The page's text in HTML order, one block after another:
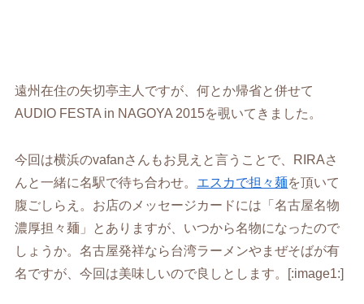
遠州在住の矢切亭主人ですが、何とか帰省と併せて
AUDIO FESTA in NAGOYA 2015を覗いてきました。
今回は横浜のvafanさんもお見えと言うことで、RIRAさ
んと一緒に名駅で待ち合わせ。 エスカで担々麺を頂いて
腹ごしらえ。お店のメッセージカードには「名古屋名物
濃厚担々麺」とありますが、いつから名物になったので
しょうか。名古屋発祥なら台湾ラーメンやまぜそばが有
名ですが、今回は美味しいので良しとします。[:image1:]